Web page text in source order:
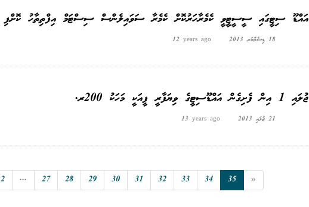
އައްޑޫ ސިޓީގައި ސީސީޓީވީ ކެމެރާހަރުކޮށް ކެމެރާ ސަވައިލެންސް ސިސްޓަމް އިފްތިތާހު ކޮށްފި
18 ޑިސެމްބަރ 2013 12 years ago
ޖުލައި 1 އިން ފެށިގެން އައްޑޫސިޓީގެ ވިޔަފާރީ ފީއަކީ މަހަކު 200ރ.
21 ޖުލައި 2013 13 years ago
2 ... 27 28 29 30 31 32 33 34 35 »